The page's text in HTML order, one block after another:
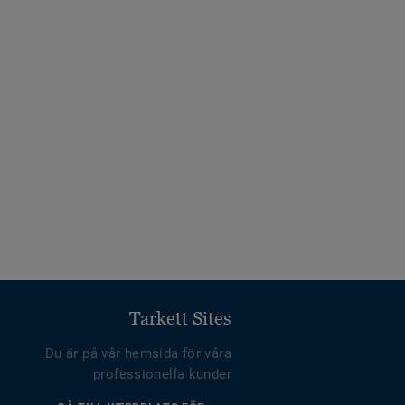
Tarkett Sites
Du är på vår hemsida för våra
professionella kunder